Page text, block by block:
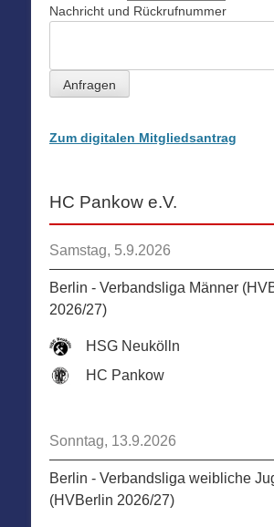
Nachricht und Rückrufnummer
Anfragen
Zum digitalen Mitgliedsantrag
HC Pankow e.V.
Samstag, 5.9.2026
Berlin - Verbandsliga Männer
2026/27)
HSG Neukölln
HC Pankow
Sonntag, 13.9.2026
Berlin - Verbandsliga weibliche
(HVBerlin 2026/27)